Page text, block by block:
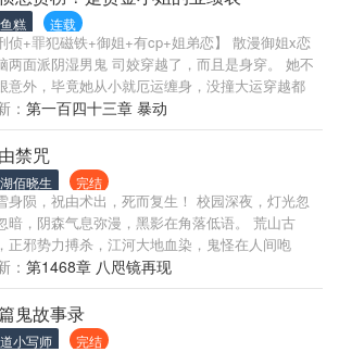
穿越及平行世界揭示了世界运行规则？故事将奇
入现实，让你身临其境；同时将现实写进奇幻，
深思……
糕 连载
侦+罪犯磁铁+御姐+有cp+姐弟恋】 散漫御姐x恋
两面派阴湿男鬼 司姣穿越了，而且是身穿。 她不
意外，毕竟她从小就厄运缠身，没撞大运穿越都
气爆表的一种体现了。 但她穿越居然有金手指
金猎人系统！！！ 完蛋了，这可大事不妙啊！
e也不是一直倒霉的，但她哪天交好运，就代表着
倒大霉了。 果然她穿越的这个世界不正常，各种
案件频发，危险到处都是。 而她厄运缠身的体
让她成为了人群中最靓的仔，罪犯们前仆后继出
她的生活，一群陌生的男男女女，仅仅只是见她
，就对她魂牵梦绕，这怎么就不算一种另类的万
呢？ 还好她不仅有美貌，还有亿点点武力，只能
袖子干翻他们了。 各种悬案在她的体质加持下相
获，悬赏金拿到手软，毕竟想要破案，哪有直面
来的快啊。 关于男女主 女主：又美又飒，看似温
： 第一百四十三章 暴动
禁咒
佰晓生 完结
身陨，祝由术出，死而复生！ 校园深夜，灯光忽
暗，阴森气息弥漫，黑影在角落低语。 荒山古
正邪势力搏杀，江河大地血染，鬼怪在人间咆
修行路远，神器能否重现？幽冥黄泉何在？ 拘魂
出，亡魂哀号，破界咒开启，空间扭曲。主角是
暗吞噬，还是能凭借祝由术解开谜团，探寻背后
？一切答案，就在书中。
： 第1468章 八咫镜再现
鬼故事录
小写师 完结